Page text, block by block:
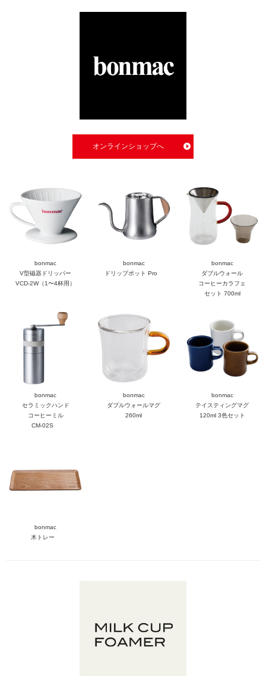
オンラインショップへ
bonmac
V型磁器ドリッパー
VCD-2W（1〜4杯用）
bonmac
ドリップポット Pro
bonmac
ダブルウォール
コーヒーカラフェ
セット 700ml
bonmac
セラミックハンド
コーヒーミル
CM-02S
bonmac
ダブルウォールマグ
260ml
bonmac
テイスティングマグ
120ml 3色セット
bonmac
木トレー